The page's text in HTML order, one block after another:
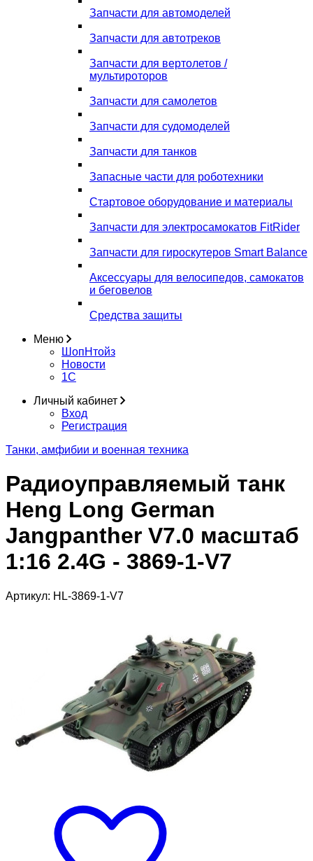
Запчасти для автомоделей
Запчасти для автотреков
Запчасти для вертолетов /
мультироторов
Запчасти для самолетов
Запчасти для судомоделей
Запчасти для танков
Запасные части для роботехники
Стартовое оборудование и материалы
Запчасти для электросамокатов FitRider
Запчасти для гироскутеров Smart Balance
Аксессуары для велосипедов, самокатов
и беговелов
Средства защиты
Меню
ШопНтойз
Новости
1C
Личный кабинет
Вход
Регистрация
Танки, амфибии и военная техника
Радиоуправляемый танк
Heng Long German
Jangpanther V7.0 масштаб
1:16 2.4G - 3869-1-V7
Артикул: HL-3869-1-V7